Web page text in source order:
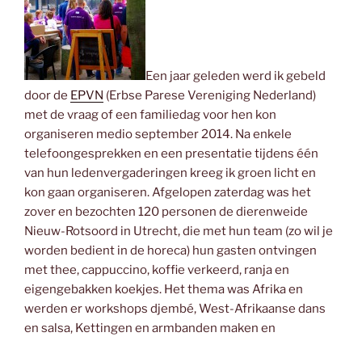
Een jaar geleden werd ik gebeld
door de EPVN (Erbse Parese Vereniging Nederland)
met de vraag of een familiedag voor hen kon
organiseren medio september 2014. Na enkele
telefoongesprekken en een presentatie tijdens één
van hun ledenvergaderingen kreeg ik groen licht en
kon gaan organiseren. Afgelopen zaterdag was het
zover en bezochten 120 personen de dierenweide
Nieuw-Rotsoord in Utrecht, die met hun team (zo wil je
worden bedient in de horeca) hun gasten ontvingen
met thee, cappuccino, koffie verkeerd, ranja en
eigengebakken koekjes. Het thema was Afrika en
werden er workshops djembé, West-Afrikaanse dans
en salsa, Kettingen en armbanden maken en